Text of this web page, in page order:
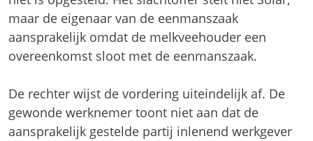
maar de eigenaar van de eenmanszaak
aansprakelijk omdat de melkveehouder een
overeenkomst sloot met de eenmanszaak.
De rechter wijst de vordering uiteindelijk af. De
gewonde werknemer toont niet aan dat de
aansprakelijk gestelde partij inlenend werkgever